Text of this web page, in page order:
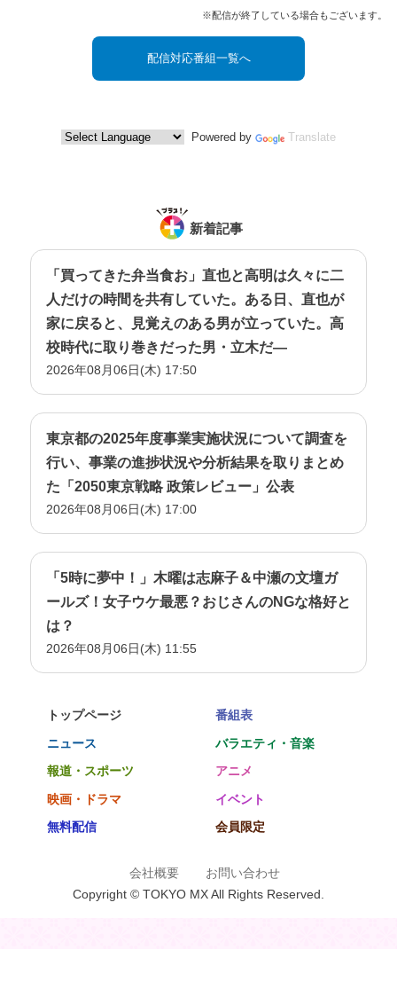
※配信が終了している場合もございます。
配信対応番組一覧へ
Powered by Translate
新着記事
「買ってきた弁当食お」直也と高明は久々に二
人だけの時間を共有していた。ある日、直也が
家に戻ると、見覚えのある男が立っていた。高
校時代に取り巻きだった男・立木だ―
2026年08月06日(木) 17:50
東京都の2025年度事業実施状況について調査を
行い、事業の進捗状況や分析結果を取りまとめ
た「2050東京戦略 政策レビュー」公表
2026年08月06日(木) 17:00
「5時に夢中！」木曜は志麻子＆中瀬の文壇ガ
ールズ！女子ウケ最悪？おじさんのNGな格好と
は？
2026年08月06日(木) 11:55
トップページ
番組表
ニュース
バラエティ・音楽
報道・スポーツ
アニメ
映画・ドラマ
イベント
無料配信
会員限定
会社概要
お問い合わせ
Copyright © TOKYO MX All Rights Reserved.